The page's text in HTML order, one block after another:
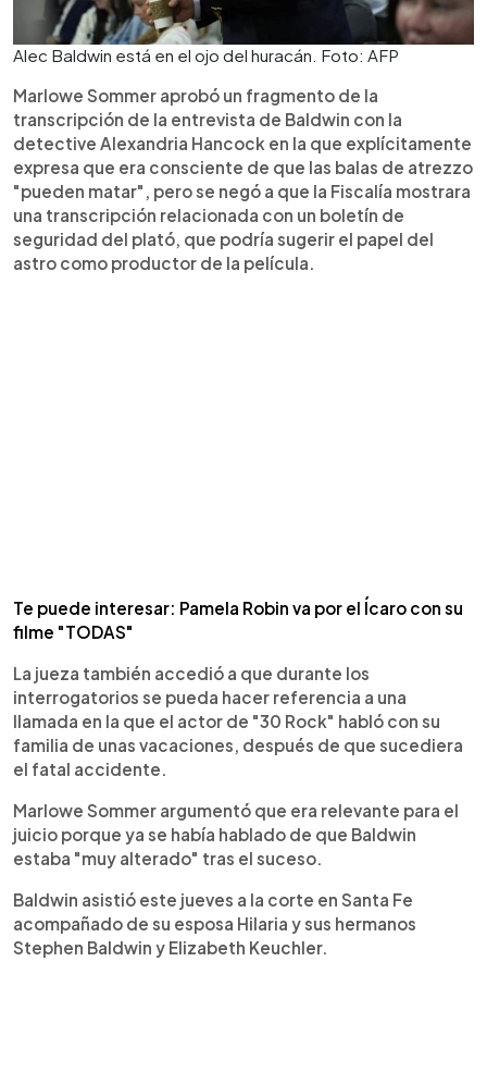
Alec Baldwin está en el ojo del huracán. Foto: AFP
Marlowe Sommer aprobó un fragmento de la
transcripción de la entrevista de Baldwin con la
detective Alexandria Hancock en la que explícitamente
expresa que era consciente de que las balas de atrezzo
"pueden matar", pero se negó a que la Fiscalía mostrara
una transcripción relacionada con un boletín de
seguridad del plató, que podría sugerir el papel del
astro como productor de la película.
Te puede interesar: Pamela Robin va por el Ícaro con su
filme "TODAS"
La jueza también accedió a que durante los
interrogatorios se pueda hacer referencia a una
llamada en la que el actor de "30 Rock" habló con su
familia de unas vacaciones, después de que sucediera
el fatal accidente.
Marlowe Sommer argumentó que era relevante para el
juicio porque ya se había hablado de que Baldwin
estaba "muy alterado" tras el suceso.
Baldwin asistió este jueves a la corte en Santa Fe
acompañado de su esposa Hilaria y sus hermanos
Stephen Baldwin y Elizabeth Keuchler.